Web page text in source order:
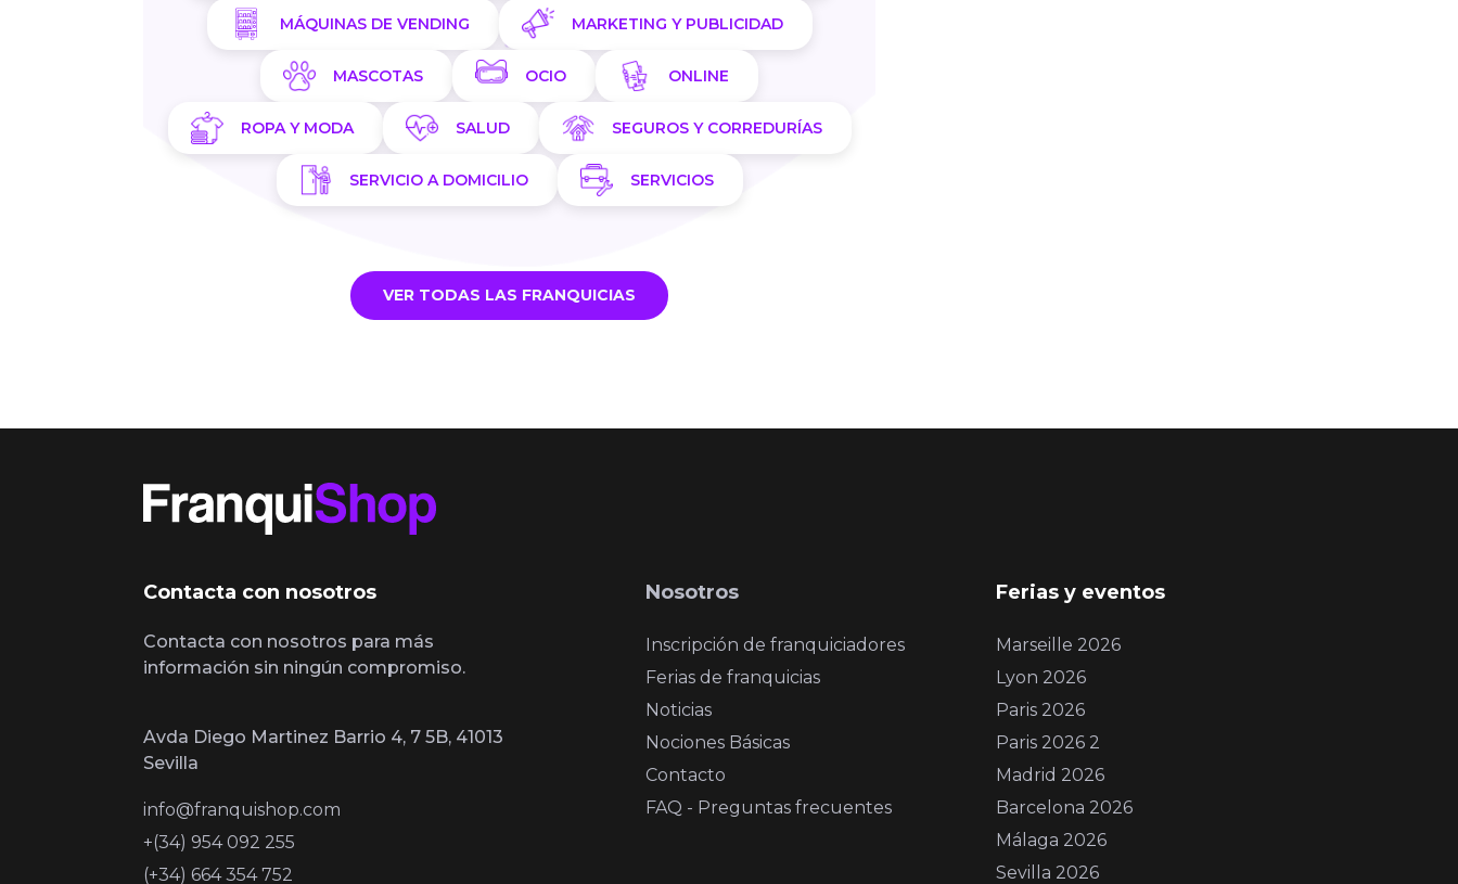
MÁQUINAS DE VENDING MARKETING Y PUBLICIDAD
MASCOTAS OCIO ONLINE
ROPA Y MODA SALUD SEGUROS Y CORREDURÍAS
SERVICIO A DOMICILIO SERVICIOS
VER TODAS LAS FRANQUICIAS
Contacta con nosotros
Contacta con nosotros para más
información sin ningún compromiso.
Avda Diego Martinez Barrio 4, 7 5B, 41013
Sevilla
info@franquishop.com
+(34) 954 092 255
(+34) 664 354 752
Nosotros
Inscripción de franquiciadores
Ferias de franquicias
Noticias
Nociones Básicas
Contacto
FAQ - Preguntas frecuentes
Ferias y eventos
Marseille 2026
Lyon 2026
Paris 2026
Paris 2026 2
Madrid 2026
Barcelona 2026
Málaga 2026
Sevilla 2026